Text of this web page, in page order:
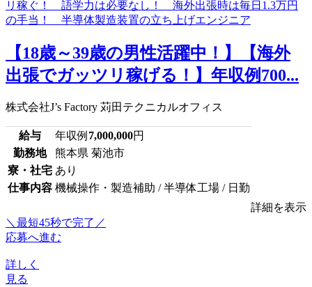
【18歳～39歳の男性活躍中！】【海外
出張でガッツリ稼げる！】年収例700...
株式会社J’s Factory 苅田テクニカルオフィス
給与 年収例 7,000,000円
勤務地
熊本県 菊池市
寮・社宅 あり
仕事内容 機械操作・製造補助 / 半導体工場 / 日勤
詳細を表示
＼最短45秒で完了／
応募へ進む
詳しく
見る